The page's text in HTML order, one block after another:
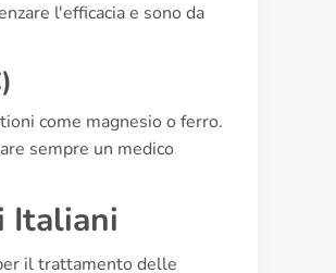
l'efficacia e sono da
come magnesio o ferro.
sempre un medico
Italiani
il trattamento delle